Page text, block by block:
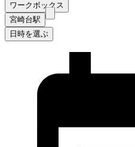
ワークボックス
宮崎台駅
日時を選ぶ